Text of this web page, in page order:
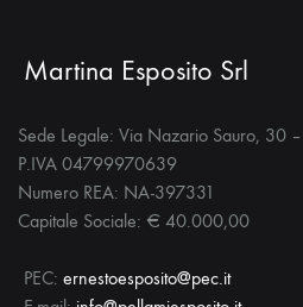
Martina Esposito Srl
Sede Legale: Via Nazario Sauro, 30
P.IVA 04799970639
Numero REA: NA-397331
Capitale Sociale: € 40.000,00
PEC: ernestoesposito@pec.it